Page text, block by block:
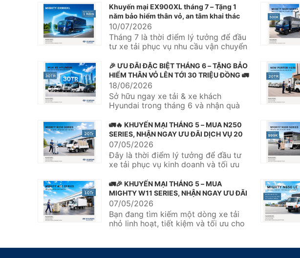
Kinh...
Khuyến mại EX900XL tháng 7 – Tặng 1
năm bảo hiểm thân vỏ, an tâm khai thác
ngay từ chuyến hàng đầu tiên
10/07/2026
Tháng 7 là thời điểm lý tưởng để đầu
tư xe tải phục vụ nhu cầu vận chuyển
🎉 ƯU ĐÃI ĐẶC BIỆT THÁNG 6 – TẶNG BẢO
HIỂM THÂN VỎ LÊN TỚI 30 TRIỆU ĐỒNG 🚛
🚌
18/06/2026
Sở hữu ngay xe tải & xe khách
Hyundai trong tháng 6 và nhận quà
🚛🔥 KHUYẾN MẠI THÁNG 5 – MUA N250
SERIES, NHẬN NGAY ƯU ĐÃI DỊCH VỤ 20
TRIỆU 🔥🚛
07/05/2026
Đây là thời điểm lý tưởng để đầu tư
xe tải phục vụ kinh doanh và tối ưu
🚛🎉 KHUYẾN MẠI THÁNG 5 – MUA
MIGHTY W11 SERIES, NHẬN NGAY ƯU ĐÃI
DỊCH VỤ 10 TRIỆU 🎉🚛
07/05/2026
Bạn đang tìm kiếm một dòng xe tải
nhỏ linh hoạt, tiết kiệm và tối ưu cho